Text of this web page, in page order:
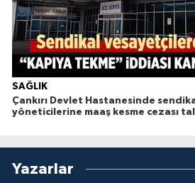
SAĞLIK
Çankırı Devlet Hastanesinde
yöneticilerine maaş kesme cezası
Yazarlar